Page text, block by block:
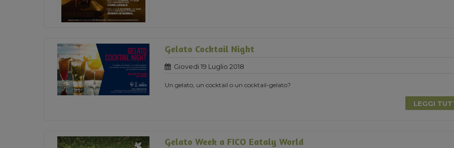
Gelato Cocktail Night
Giovedi 19 Luglio 2018
Un gelato, un cocktail o un cocktail-gelato?
LEGGI
Gelato Week a FICO Eataly World